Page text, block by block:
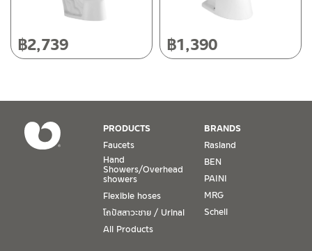
Operating Time
Monday – Friday 8:30-17:30 hrs.
Saturday 8:30-15:00 hrs.
Closed on Sunday and Special / Public Holidays
1. A proof of purchase, or seller’s receipt, shall be required
to validate product warranty which will be checked against
the date of purchase. In the absence of such proof of
purchase, no warranty claims can be made.
2. To be eligible for warranty claims, a product must be in
its proper working condition. If defects such as dents,
cracks, or impact breakage are evident, or its overall
฿2,739 ฿1,390
PRODUCTS
Faucets
Hand
Showers/Overhead
showers
Flexible hoses
โถปัสสาวะชาย / Urinal
All Products
BRANDS
Rasland
BEN
PAINI
MRG
Schell